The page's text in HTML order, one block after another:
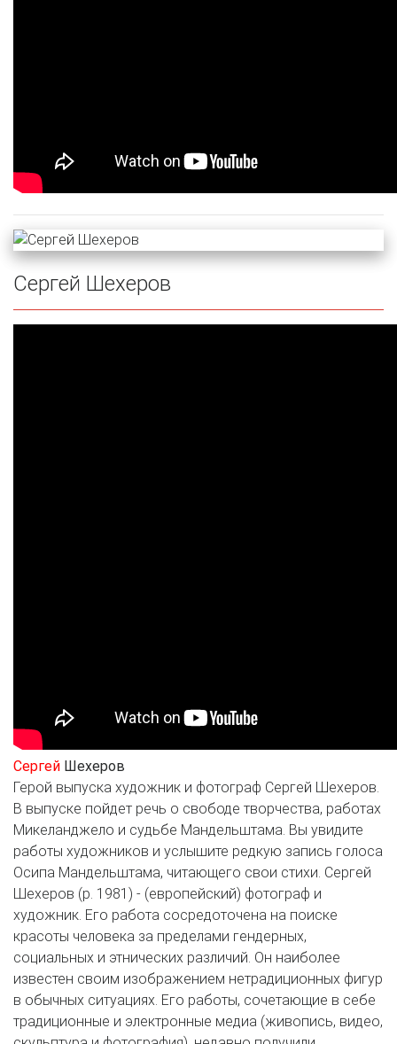
Сергей Шехеров
Сергей Шехеров
Герой выпуска художник и фотограф Сергей Шехеров.
В выпуске пойдет речь о свободе творчества, работах
Микеланджело и судьбе Мандельштама. Вы увидите
работы художников и услышите редкую запись голоса
Осипа Мандельштама, читающего свои стихи. Сергей
Шехеров (р. 1981) - (европейский) фотограф и
художник. Его работа сосредоточена на поиске
красоты человека за пределами гендерных,
социальных и этнических различий. Он наиболее
известен своим изображением нетрадиционных фигур
в обычных ситуациях. Его работы, сочетающие в себе
традиционные и электронные медиа (живопись, видео,